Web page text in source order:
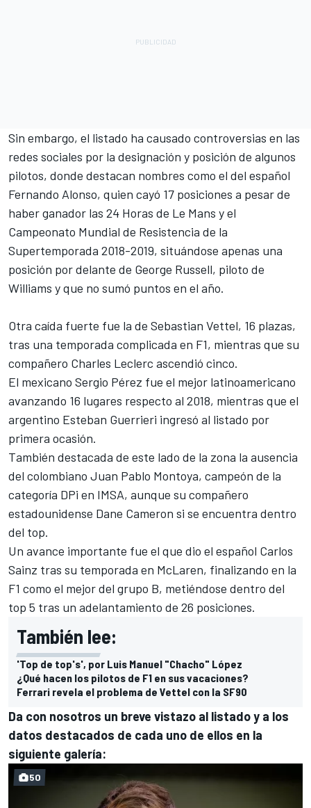
Sin embargo, el listado ha causado controversias en las
redes sociales por la designación y posición de algunos
pilotos, donde destacan nombres como el del español
Fernando Alonso, quien cayó 17 posiciones a pesar de
haber ganador las 24 Horas de Le Mans y el
Campeonato Mundial de Resistencia de la
Supertemporada 2018-2019, situándose apenas una
posición por delante de George Russell, piloto de
Williams y que no sumó puntos en el año.
Otra caída fuerte fue la de Sebastian Vettel, 16 plazas,
tras una temporada complicada en F1, mientras que su
compañero Charles Leclerc ascendió cinco.
El mexicano Sergio Pérez fue el mejor latinoamericano
avanzando 16 lugares respecto al 2018, mientras que el
argentino Esteban Guerrieri ingresó al listado por
primera ocasión.
También destacada de este lado de la zona la ausencia
del colombiano Juan Pablo Montoya, campeón de la
categoría DPi en IMSA, aunque su compañero
estadounidense Dane Cameron si se encuentra dentro
del top.
Un avance importante fue el que dio el español Carlos
Sainz tras su temporada en McLaren, finalizando en la
F1 como el mejor del grupo B, metiéndose dentro del
top 5 tras un adelantamiento de 26 posiciones.
También lee:
'Top de top's', por Luis Manuel "Chacho" López
¿Qué hacen los pilotos de F1 en sus vacaciones?
Ferrari revela el problema de Vettel con la SF90
Da con nosotros un breve vistazo al listado y a los
datos destacados de cada uno de ellos en la
siguiente galería:
50